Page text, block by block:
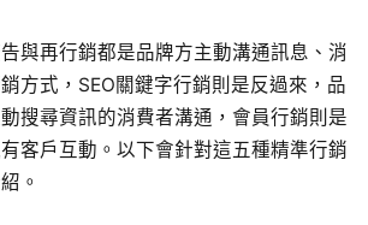
與再行銷都是品牌方主動溝通訊息、消
方式，SEO關鍵字行銷則是反過來，品
搜尋資訊的消費者溝通，會員行銷則是
客戶互動。以下會針對這五種精準行銷
。